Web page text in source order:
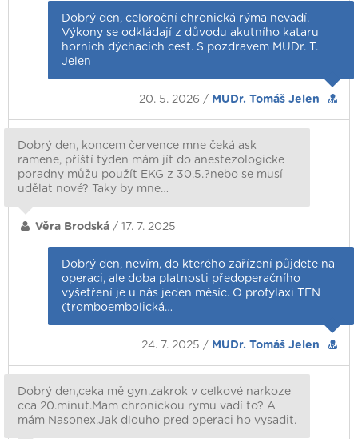
Dobrý den, celoroční chronická rýma nevadí.
Výkony se odkládají z důvodu akutního kataru
horních dýchacích cest. S pozdravem MUDr. T.
Jelen
20. 5. 2026 / MUDr. Tomáš Jelen
Dobrý den, koncem července mne čeká ask
ramene, příští týden mám jít do anestezologicke
poradny můžu použít EKG z 30.5.?nebo se musí
udělat nové? Taky by mne…
Věra Brodská / 17. 7. 2025
Dobrý den, nevím, do kterého zařízení půjdete na
operaci, ale doba platnosti předoperačního
vyšetření je u nás jeden měsíc. O profylaxi TEN
(tromboembolická…
24. 7. 2025 / MUDr. Tomáš Jelen
Dobrý den,ceka mě gyn.zakrok v celkové narkoze
cca 20.minut.Mam chronickou rymu vadí to? A
mám Nasonex.Jak dlouho pred operaci ho vysadit.